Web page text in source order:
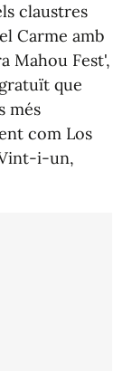
claustres
Carme amb
Mahou Fest',
que
més
com Los
i-un,